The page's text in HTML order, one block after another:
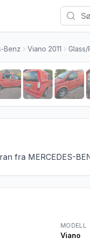
Benz Viano 2011 Glass/
fra MERCEDES-
MODELL
Viano